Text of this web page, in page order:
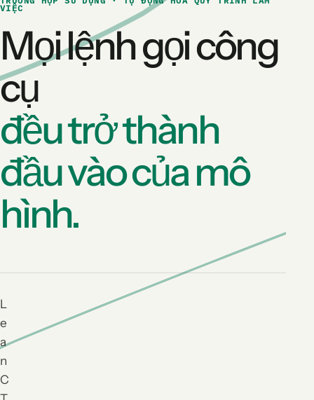
VIỆC
Mọi lệnh gọi công
cụ
đều trở thành
đầu vào của mô
hình.
L
e
a
n
C